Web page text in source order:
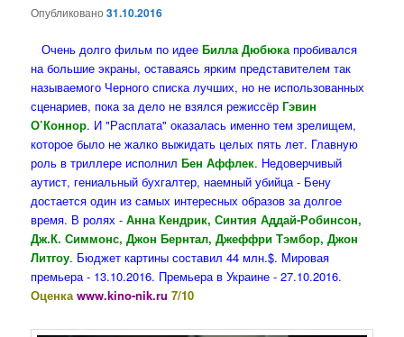
Опубликовано31.10.2016
Очень долго фильм по идееБилла Дюбюкапробивался
на большие экраны, оставаясь ярким представителем так
называемого Черного списка лучших, но не использованных
сценариев, пока за дело не взялся режиссёрГэвин
О’Коннор. И "Расплата" оказалась именно тем зрелищем,
которое было не жалко выжидать целых пять лет. Главную
роль в триллере исполнил Бен Аффлек. Недоверчивый
аутист, гениальный бухгалтер, наемный убийца - Бену
достается один из самых интересных образов за долгое
время. В ролях - Анна Кендрик, Синтия Аддай-Робинсон,
Дж.К. Симмонс, Джон Бернтал, Джеффри Тэмбор, Джон
Литгоу. Бюджет картины составил 44 млн.$. Мировая
премьера - 13.10.2016. Премьера в Украине - 27.10.2016.
Оценкаwww.kino-nik.ru 7/10